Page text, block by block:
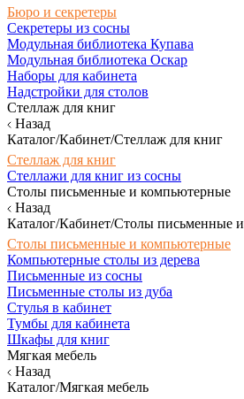
Бюро и секретеры
Секретеры из сосны
Модульная библиотека Купава
Модульная библиотека Оскар
Наборы для кабинета
Надстройки для столов
Стеллаж для книг
Назад
Каталог/Кабинет/Стеллаж для книг
Стеллаж для книг
Стеллажи для книг из сосны
Столы письменные и компьютерные
Назад
Каталог/Кабинет/Столы письменные
Столы письменные и компьютерные
Компьютерные столы из дерева
Письменные из сосны
Письменные столы из дуба
Стулья в кабинет
Тумбы для кабинета
Шкафы для книг
Мягкая мебель
Назад
Каталог/Мягкая мебель